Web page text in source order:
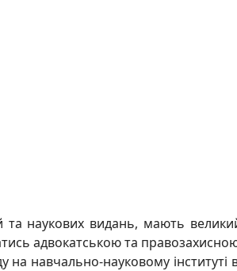
та наукових видань, мають
адвокатською та
навчально-науковому